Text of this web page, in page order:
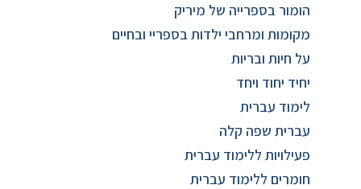
הומור בספרייה של מיריק
מקומות ומרחבי ילדות בספריי ובחיים
על חיות ובריות
יחיד יחוד ויחד
לימוד עברית
עברית שפה קלה
פעילויות ללימוד עברית
חומרים ללימוד עברית